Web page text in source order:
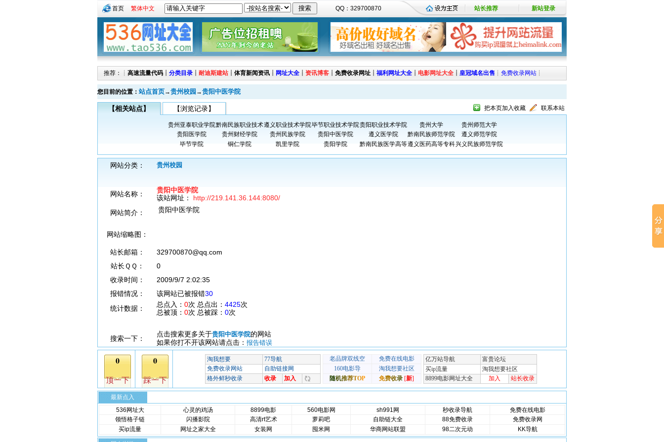
首页 繁体中文 QQ：329700870 站长推荐 新站登录
推荐：┊ 高速流量代码 ┊ 分类目录 ┊ 耐迪斯建站 ┊ 体育新闻资讯 ┊ 网址大全 ┊ 资讯博客 ┊ 免费收录网址 ┊ 福利网址大全 ┊ 电影网址大全 ┊ 皇冠域名出售 ┊ 免费收录网站 ┊
您目前的位置： 站点首页→贵州校园 →贵阳中医学院
【相关站点】 【浏览记录】 把本页加入收藏 联系本站
贵州亚泰职业学院黔南民族职业技术遵义职业技术学院毕节职业技术学院贵阳职业技术学院 贵州大学
贵州师范大学
贵阳医学院
贵州财经学院 贵州民族学院 贵阳中医学院 遵义医学院 黔南民族师范学院
遵义师范学院
毕节学院
铜仁学院 凯里学院 贵阳学院 黔南民族医学高等遵义医药高等专科兴义民族师范学院
网站分类： 贵州校园
网站名称：
贵阳中医学院
该站网址： http://219.141.36.144:8080/
网站简介：
贵阳中医学院
网站缩略图：
站长邮箱：
329700870@qq.com
站长ＱＱ：
0
收录时间：
2009/9/7 2:02:35
报错情况：
该网站已被报错30
统计数据：
总点入： 0次 总点出： 4425次
总被顶： 0次 总被踩： 0次
搜索一下：
点击搜索更多关于贵阳中医学院的网站
如果你打不开该网站请点击： 报告错误
最新点入
536网址大
心灵的鸡汤 8899电影 560电影网 sh991网 秒收录导航
免费在线电影
领悟格子链
闪播影院 高清rt艺术 萝莉吧 自助链大全 88免费收录
免费收录网
买ip流量
网址之家大全 女装网 囤米网 华商网站联盟 98二次元动 KK导航